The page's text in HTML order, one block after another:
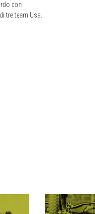
con
tre team Usa.